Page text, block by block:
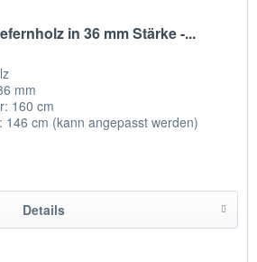
in 36 mm Stärke -...
mm
160 cm
146 cm (kann angepasst werden)
Details